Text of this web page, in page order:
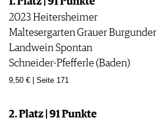
JOBS
WERBUNG
PRESSE
IMPRESSUM
AGB & DATENSCHUTZ
FAQ
2023 Heitersheimer
Maltesergarten Grauer Burgunder
Landwein Spontan
Schneider-Pfefferle (Baden)
9,50 € | Seite 171
2. Platz | 91 Punkte